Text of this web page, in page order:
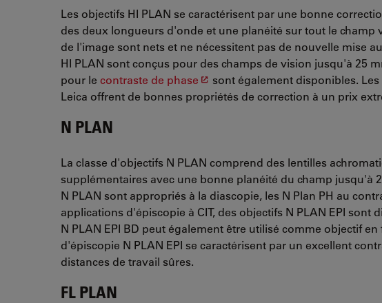
Les objectifs HI PLAN se caractérisent par une bonne
des deux longueurs d'onde et une planéité sur tout le champ
de l'image sont nets et ne nécessitent pas de nouvelle mise
HI PLAN sont conçus pour des champs de vision jusqu'à 25
pour le contraste de phase
sont également disponibles.
Leica offrent de bonnes propriétés de correction à un prix
N PLAN
La classe d'objectifs N PLAN comprend des lentilles
supplémentaires avec une bonne planéité du champ jusqu'à
N PLAN sont appropriés à la diascopie, les N Plan PH au
applications d'épiscopie à CIT, des objectifs N PLAN EPI sont
N PLAN EPI BD peut également être utilisé comme objectif
d'épiscopie N PLAN EPI se caractérisent par un excellent
distances de travail sûres.
FL PLAN